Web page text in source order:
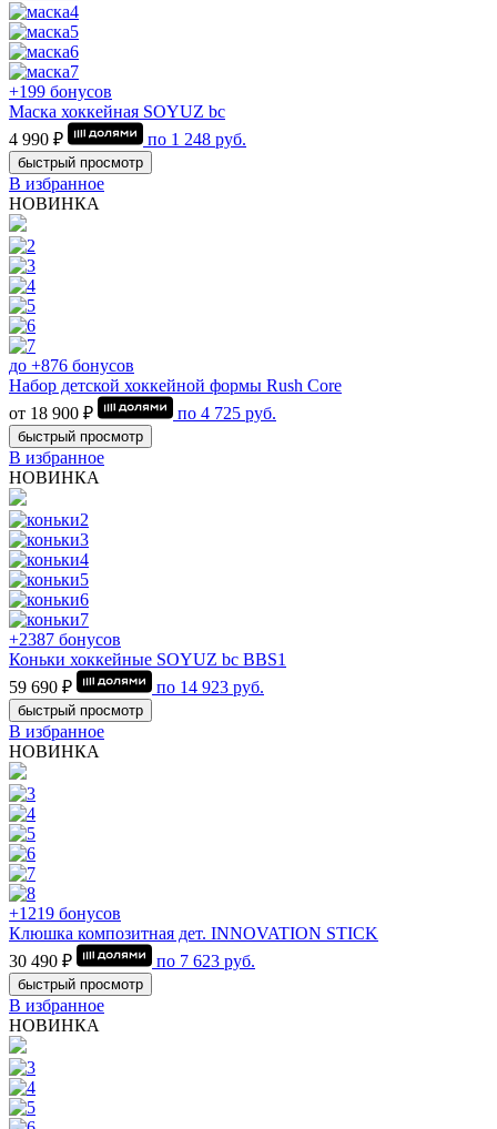
+199 бонусов
Маска хоккейная SOYUZ bc
4 990 ₽
по 1 248 руб.
быстрый просмотр
В избранное
НОВИНКА
до +876 бонусов
Набор детской хоккейной формы Rush Core
от 18 900 ₽
по 4 725 руб.
быстрый просмотр
В избранное
НОВИНКА
+2387 бонусов
Коньки хоккейные SOYUZ bc BBS1
59 690 ₽
по 14 923 руб.
быстрый просмотр
В избранное
НОВИНКА
+1219 бонусов
Клюшка композитная дет. INNOVATION STICK
30 490 ₽
по 7 623 руб.
быстрый просмотр
В избранное
НОВИНКА